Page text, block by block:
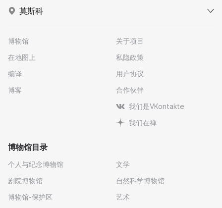
莫斯科
博物馆
在地图上
编译
博客
关于项目
私隐政策
用户协议
合作伙伴
我们是VKontakte
我们在禅
博物馆目录
个人与纪念博物馆
剧院博物馆
博物馆-保护区
文学
自然科学博物馆
艺术